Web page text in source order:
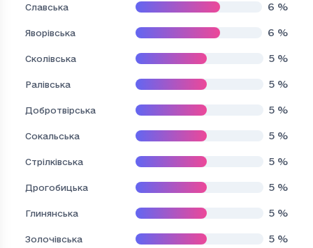
Славська 6 %
Яворівська 6 %
Сколівська 5 %
Ралівська 5 %
Добротвірська 5 %
Сокальська 5 %
Стрілківська 5 %
Дрогобицька 5 %
Глинянська 5 %
Золочівська 5 %